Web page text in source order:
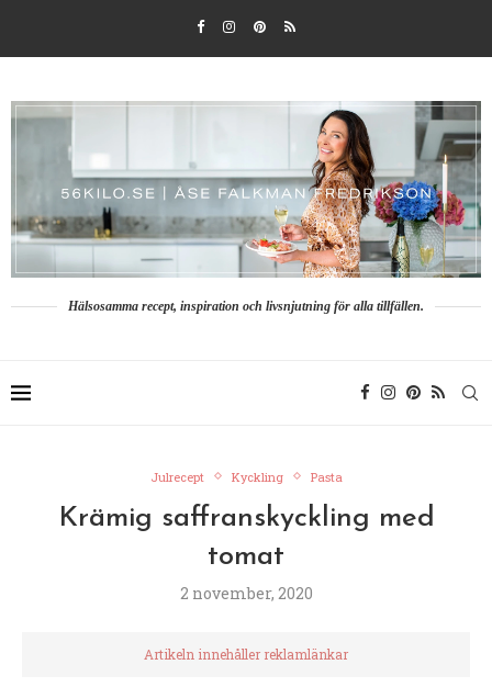
Hälsosamma recept, inspiration och livsnjutning för alla tillfällen.
Julrecept Kyckling Pasta
Krämig saffranskyckling med
tomat
2 november, 2020
Artikeln innehåller reklamlänkar